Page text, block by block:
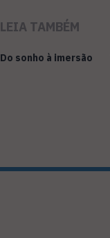
LEIA TAMBÉM
Do sonho à imersão